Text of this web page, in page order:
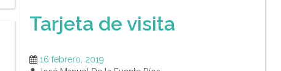
Tarjeta de visita
16 febrero, 2019